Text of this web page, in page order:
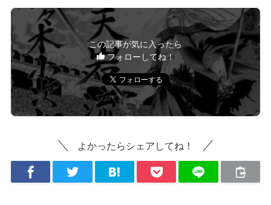
この記事が気に入ったら
フォローしてね！
よかったらシェアしてね！